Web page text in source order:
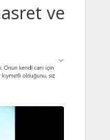
ve